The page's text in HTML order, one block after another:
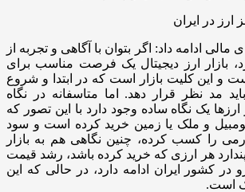
ارز در ایران
مالی ادامه داد: اگر بتوان با آگاهی و تجربه از
بازار ارز دیجیتال یک فرصت مناسب برای
این کلیت بازار است که در ابتدا و شروع
مد نظر قرار دهد. اما متاسفانه در نگاه
ارزها یک نگاه ساده وجود دارد با این تصور که
و ملک یا زمین خرید کرده است و سود
را کسب کرده، چنین نگاهی هم به بازار
هر ارزی که خرید کرده باشد، رشد قیمت
در کشور ایران ادامه دارد، در حالی که این
است.